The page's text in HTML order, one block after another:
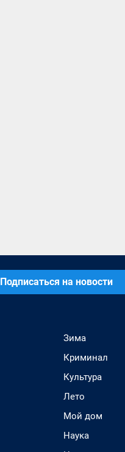
Подписаться на новости
Зима
Криминал
Культура
Лето
Мой дом
Наука